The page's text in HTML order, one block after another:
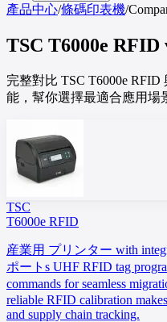
產品中心/條碼印表機/
TSC T6000e RFID
完整對比 TSC T6000e RFID
能，幫你選擇最適合應用場
TSC
T6000e RFID
産業用 プリンター with
ポートs UHF RFID tag
commands for seamless
reliable RFID calibration
and supply chain tracking.